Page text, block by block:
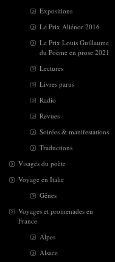
Expositions
Le Prix Aliénor 2016
Le Prix Louis Guillaume
du Poème en prose 2021
Lectures
Livres parus
Radio
Revues
Soirées & manifestations
Traductions
Visages du poète
Voyage en Italie
Gênes
Voyages et promenades en
France
Alpes
Alsace